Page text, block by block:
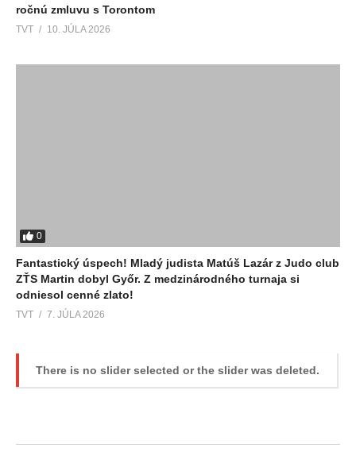
ročnú zmluvu s Torontom
TVT 10. JÚLA 2026
0
Fantastický úspech! Mladý judista Matúš Lazár z Judo club
ZŤS Martin dobyl Győr. Z medzinárodného turnaja si
odniesol cenné zlato!
TVT 7. JÚLA 2026
There is no slider selected or the slider was deleted.